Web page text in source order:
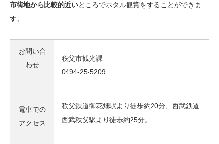
市街地から比較的近いところでホタル観賞をすることができま
す。
お問い合
わせ
秩父市観光課
0494-25-5209
電車での
アクセス
秩父鉄道御花畑駅より徒歩約20分、西武鉄道
西武秩父駅より徒歩約25分。